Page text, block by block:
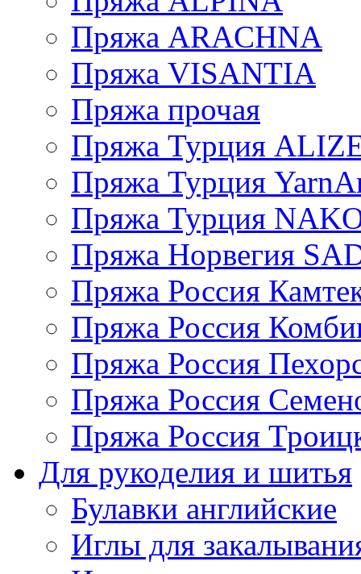
Пряжа ARACHNA
Пряжа VISANTIA
Пряжа прочая
Пряжа Турция
Пряжа Турция
Пряжа Турция
Пряжа Норвегия
Пряжа Россия
Пряжа Россия
Пряжа Россия
Пряжа Россия
Пряжа Россия
Для рукоделия и шитья
Булавки английские
Иглы для